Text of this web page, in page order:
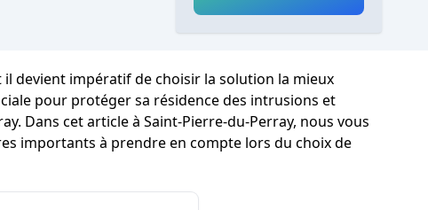
devient impératif de choisir la solution la mieux
pour protéger sa résidence des intrusions et
Dans cet article à Saint-Pierre-du-Perray, nous vous
importants à prendre en compte lors du choix de